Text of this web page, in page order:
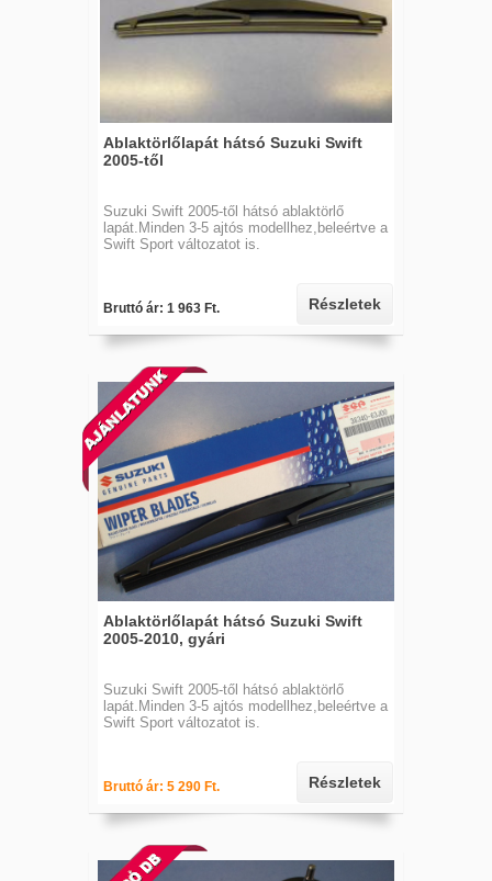
Ablaktörlőlapát hátsó Suzuki Swift
2005-től
Suzuki Swift 2005-től hátsó ablaktörlő
lapát.Minden 3-5 ajtós modellhez,beleértve a
Swift Sport változatot is.
Bruttó ár: 1 963 Ft. Részletek
Ablaktörlőlapát hátsó Suzuki Swift
2005-2010, gyári
Suzuki Swift 2005-től hátsó ablaktörlő
lapát.Minden 3-5 ajtós modellhez,beleértve a
Swift Sport változatot is.
Bruttó ár: 5 290 Ft. Részletek